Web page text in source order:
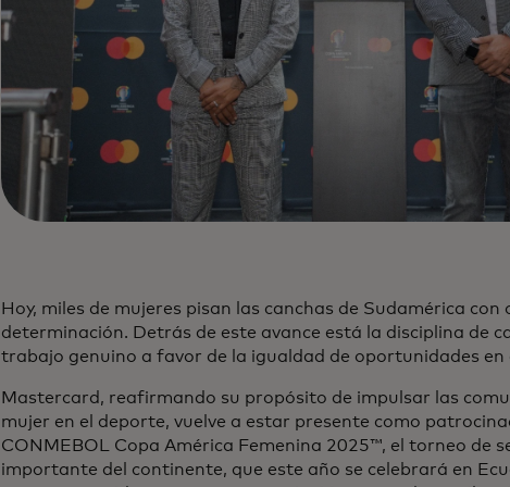
Hoy, miles de mujeres pisan las canchas de Sudamérica
determinación. Detrás de este avance está la disciplina de
trabajo genuino a favor de la igualdad de oportunidades en
Mastercard, reafirmando su propósito de impulsar las
mujer en el deporte, vuelve a estar presente como
CONMEBOL Copa América Femenina 2025™, el torneo de
importante del continente, que este año se celebrará en